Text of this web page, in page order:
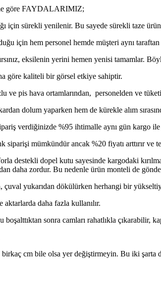
EKİPMANLARI
göre FAYDALARIMIZ;
için sürekli yenilenir. Bu sayede sürekli taze ürün
için hem personel hemde müşteri aynı
eksilenin yerini hemen yenisi tamamlar.
göre kaliteli bir görsel etkiye sahiptir.
ve pis hava ortamlarından, personelden ve
dolum yaparken hem de kürekle alım
verdiğinizde %95 ihtimalle aynı gün kargo
siparişi mümkündür ancak %20 fiyatı arttırır ve
destekli dopel kutu sayesinde kargodaki
daha zordur. Bu nedenle ürün monteli de
yukarıdan dökülürken herhangi bir
daha fazla kullanılır.
sonra camları rahatlıkla çıkarabilir,
cm bile olsa yer değiştirmeyin. Bu iki şarta